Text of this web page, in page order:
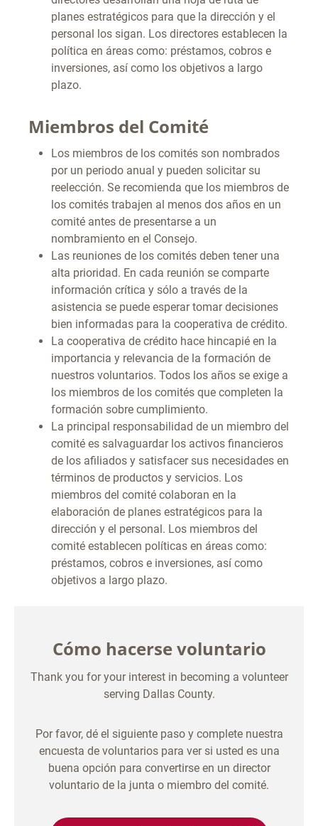
planes estratégicos para que la dirección y el
personal los sigan. Los directores establecen la
política en áreas como: préstamos, cobros e
inversiones, así como los objetivos a largo
plazo.
Miembros del Comité
Los miembros de los comités son nombrados
por un periodo anual y pueden solicitar su
reelección. Se recomienda que los miembros de
los comités trabajen al menos dos años en un
comité antes de presentarse a un
nombramiento en el Consejo.
Las reuniones de los comités deben tener una
alta prioridad. En cada reunión se comparte
información crítica y sólo a través de la
asistencia se puede esperar tomar decisiones
bien informadas para la cooperativa de crédito.
La cooperativa de crédito hace hincapié en la
importancia y relevancia de la formación de
nuestros voluntarios. Todos los años se exige a
los miembros de los comités que completen la
formación sobre cumplimiento.
La principal responsabilidad de un miembro del
comité es salvaguardar los activos financieros
de los afiliados y satisfacer sus necesidades en
términos de productos y servicios. Los
miembros del comité colaboran en la
elaboración de planes estratégicos para la
dirección y el personal. Los miembros del
comité establecen políticas en áreas como:
préstamos, cobros e inversiones, así como
objetivos a largo plazo.
Cómo hacerse voluntario
Thank you for your interest in becoming a volunteer
serving Dallas County.
Por favor, dé el siguiente paso y complete nuestra
encuesta de voluntarios para ver si usted es una
buena opción para convertirse en un director
voluntario de la junta o miembro del comité.